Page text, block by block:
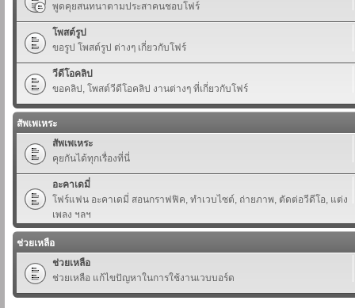
พูดคุยสนทนาตามประสาคนชอบโฟร์
โพสต์รูป
ขอรูป โพสต์รูป ต่างๆ เกี่ยวกับโฟร์
วีดีโอคลิป
ขอคลิป, โพสต์วีดีโอคลิป งานต่างๆ ที่เกี่ยวกับโฟร์
สัพเพเหระ
สัพเพเหระ
คุยกันได้ทุกเรื่องที่นี่
อะคาเดมี่
โฟร์แฟน อะคาเดมี่ สอนกราฟฟิค, ทำเวบไซต์, ถ่ายภาพ, ตัดต่อวีดีโอ, แต่ง
เพลง ฯลฯ
ช่วยเหลือ
ช่วยเหลือ
ช่วยเหลือ แก้ไขปัญหาในการใช้งานเวบบอร์ด